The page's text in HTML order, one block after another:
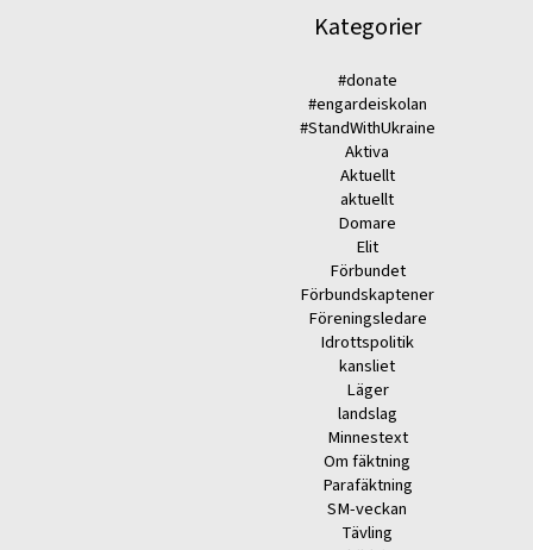
Kategorier
#donate
#engardeiskolan
#StandWithUkraine
Aktiva
Aktuellt
aktuellt
Domare
Elit
Förbundet
Förbundskaptener
Föreningsledare
Idrottspolitik
kansliet
Läger
landslag
Minnestext
Om fäktning
Parafäktning
SM-veckan
Tävling